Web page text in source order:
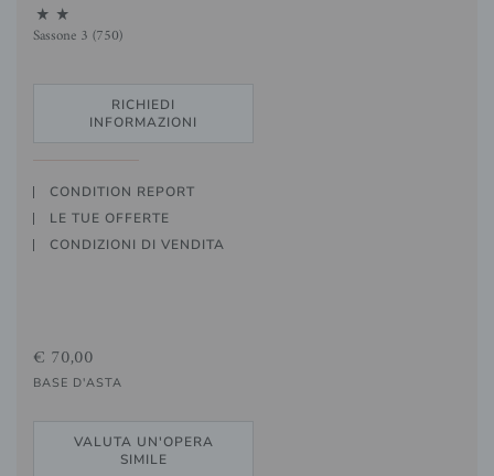
11
Sassone 3 (750)
RICHIEDI
INFORMAZIONI
CONDITION REPORT
LE TUE OFFERTE
CONDIZIONI DI VENDITA
€ 70,00
BASE D'ASTA
VALUTA UN'OPERA
SIMILE